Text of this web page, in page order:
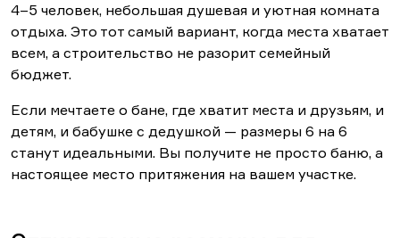
4–5 человек, небольшая душевая и уютная комната
отдыха. Это тот самый вариант, когда места хватает
всем, а строительство не разорит семейный
бюджет.
Если мечтаете о бане, где хватит места и друзьям, и
детям, и бабушке с дедушкой — размеры 6 на 6
станут идеальными. Вы получите не просто баню, а
настоящее место притяжения на вашем участке.